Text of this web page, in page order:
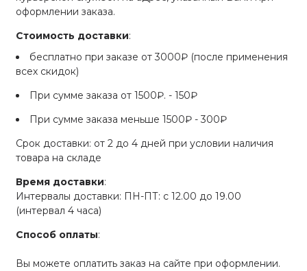
оформлении заказа.
Стоимость доставки:
бесплатно при заказе от 3000₽ (после применения
всех скидок)
При сумме заказа от 1500₽. - 150₽
При сумме заказа меньше 1500₽ - 300₽
Срок доставки: от 2 до 4 дней при условии наличия
товара на складе
Время доставки:
Интервалы доставки: ПН-ПТ: с 12.00 до 19.00
(интервал 4 часа)
Способ оплаты:
Вы можете оплатить заказ на сайте при оформлении.